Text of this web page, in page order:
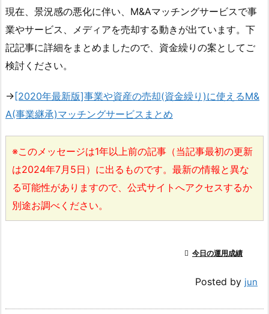
現在、景況感の悪化に伴い、M&Aマッチングサービスで事
業やサービス、メディアを売却する動きが出ています。下
記記事に詳細をまとめましたので、資金繰りの案としてご
検討ください。
→ [2020年最新版]事業や資産の売却(資金繰り)に使えるM&
A(事業継承)マッチングサービスまとめ
※このメッセージは1年以上前の記事（当記事最初の更新
は2024年7月5日）に出るものです。最新の情報と異な
る可能性がありますので、公式サイトへアクセスするか
別途お調べください。
 今日の運用成績
Posted by jun